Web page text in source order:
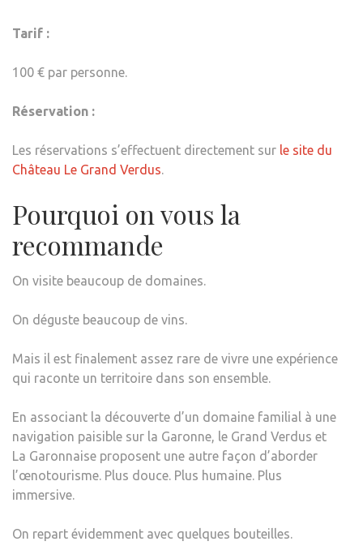
Tarif :
100 € par personne.
Réservation :
Les réservations s’effectuent directement sur le site du
Château Le Grand Verdus.
Pourquoi on vous la
recommande
On visite beaucoup de domaines.
On déguste beaucoup de vins.
Mais il est finalement assez rare de vivre une expérience
qui raconte un territoire dans son ensemble.
En associant la découverte d’un domaine familial à une
navigation paisible sur la Garonne, le Grand Verdus et
La Garonnaise proposent une autre façon d’aborder
l’œnotourisme. Plus douce. Plus humaine. Plus
immersive.
On repart évidemment avec quelques bouteilles.